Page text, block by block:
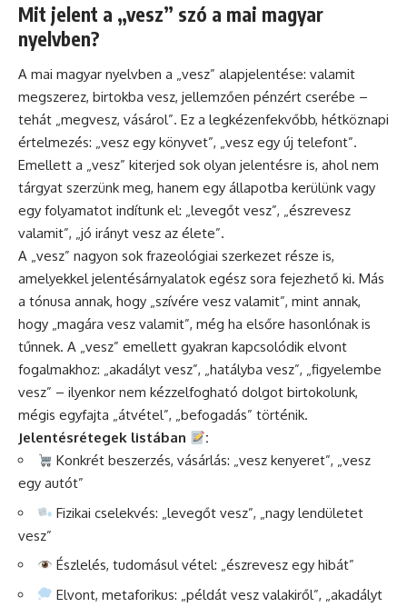
Mit jelent a „vesz” szó a mai magyar
nyelvben?
A mai magyar nyelvben a „vesz” alapjelentése: valamit
megszerez, birtokba vesz, jellemzően pénzért cserébe –
tehát „megvesz, vásárol”. Ez a legkézenfekvőbb, hétköznapi
értelmezés: „vesz egy könyvet”, „vesz egy új telefont”.
Emellett a „vesz” kiterjed sok olyan jelentésre is, ahol nem
tárgyat szerzünk meg, hanem egy állapotba kerülünk vagy
egy folyamatot indítunk el: „levegőt vesz”, „észrevesz
valamit”, „jó irányt vesz az élete”.
A „vesz” nagyon sok frazeológiai szerkezet része is,
amelyekkel jelentésárnyalatok egész sora fejezhető ki. Más
a tónusa annak, hogy „szívére vesz valamit”, mint annak,
hogy „magára vesz valamit”, még ha elsőre hasonlónak is
tűnnek. A „vesz” emellett gyakran kapcsolódik elvont
fogalmakhoz: „akadályt vesz”, „hatályba vesz”, „figyelembe
vesz” – ilyenkor nem kézzelfogható dolgot birtokolunk,
mégis egyfajta „átvétel”, „befogadás” történik.
Jelentésrétegek listában
:
Konkrét beszerzés, vásárlás: „vesz kenyeret”, „vesz
egy autót”
Fizikai cselekvés: „levegőt vesz”, „nagy lendületet
vesz”
Észlelés, tudomásul vétel: „észrevesz egy hibát”
Elvont, metaforikus: „példát vesz valakiről”, „akadályt